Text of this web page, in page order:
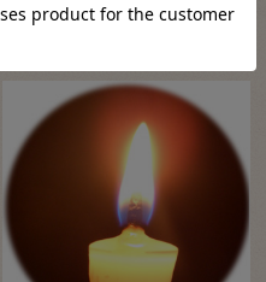
に、ご先祖様に対して失礼になら
ないという意味合いがございま